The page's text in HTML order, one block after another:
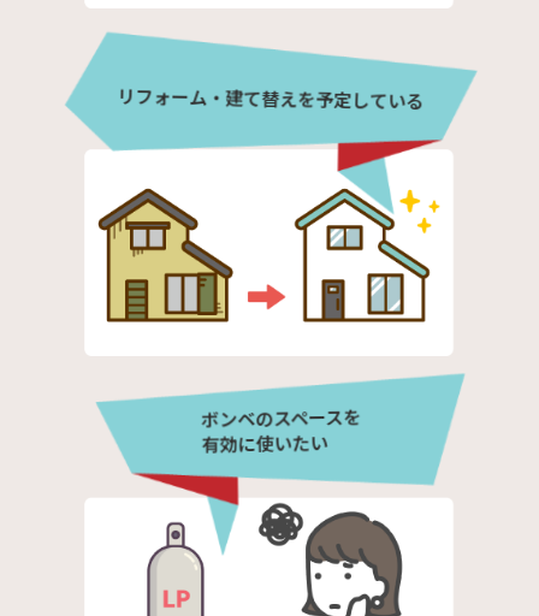
リフォーム・建て替えを予定している
ボンベのスペースを
有効に使いたい